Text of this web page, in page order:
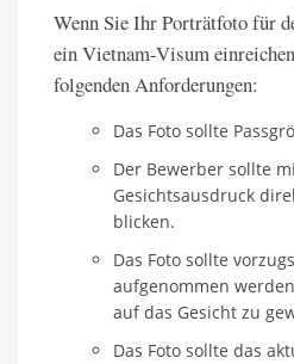
Wenn Sie Ihr Porträtfoto für
ein Vietnam-Visum
folgenden Anforderungen:
Das Foto sollte
Der Bewerber sollte
Gesichtsausdruck
blicken.
Das Foto sollte
aufgenommen
auf das Gesicht zu
Das Foto sollte das